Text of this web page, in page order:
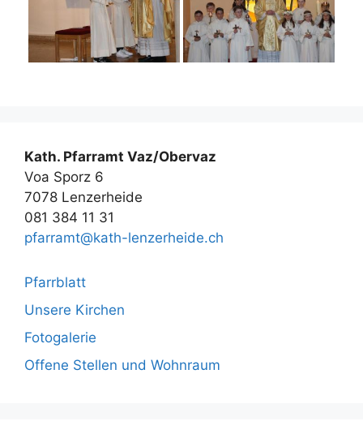
Kath. Pfarramt Vaz/Obervaz
Voa Sporz 6
7078 Lenzerheide
081 384 11 31
pfarramt@kath-lenzerheide.ch
Pfarrblatt
Unsere Kirchen
Fotogalerie
Offene Stellen und Wohnraum